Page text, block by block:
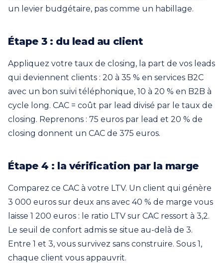
un levier budgétaire, pas comme un habillage.
Étape 3 : du lead au client
Appliquez votre taux de closing, la part de vos leads
qui deviennent clients : 20 à 35 % en services B2C
avec un bon suivi téléphonique, 10 à 20 % en B2B à
cycle long. CAC = coût par lead divisé par le taux de
closing. Reprenons : 75 euros par lead et 20 % de
closing donnent un CAC de 375 euros.
Étape 4 : la vérification par la marge
Comparez ce CAC à votre LTV. Un client qui génère
3 000 euros sur deux ans avec 40 % de marge vous
laisse 1 200 euros : le ratio LTV sur CAC ressort à 3,2.
Le seuil de confort admis se situe au-delà de 3.
Entre 1 et 3, vous survivez sans construire. Sous 1,
chaque client vous appauvrit.